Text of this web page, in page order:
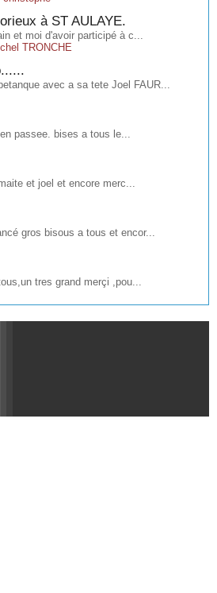
à ST AULAYE.
et moi d'avoir participé à c...
TRONCHE
avec a sa tete Joel FAUR...
passee. bises a tous le...
et joel et encore merc...
gros bisous a tous et encor...
tres grand merçi ,pou...